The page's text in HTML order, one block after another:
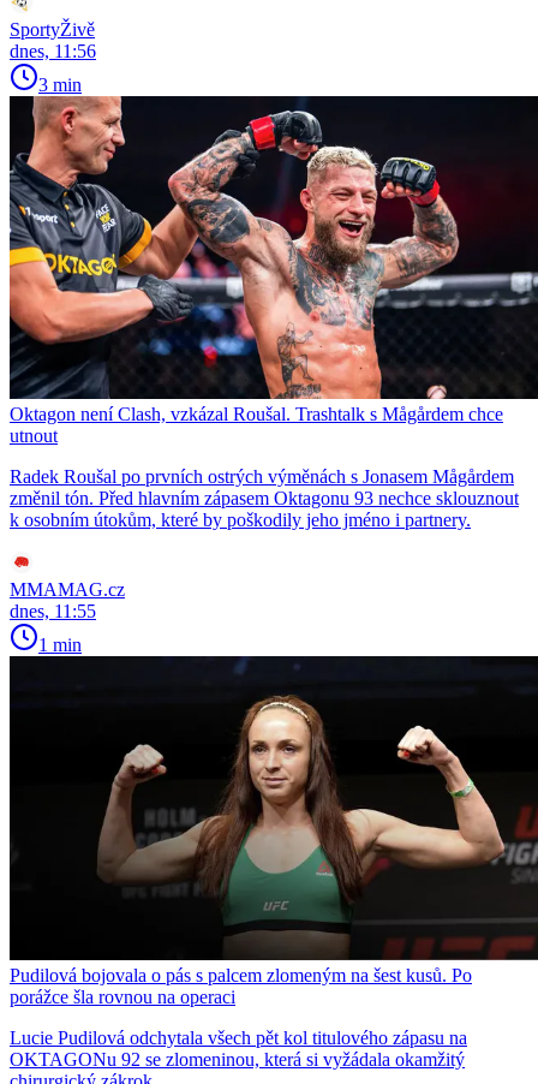
SportyŽivě
dnes, 11:56
3 min
Oktagon není Clash, vzkázal Roušal. Trashtalk s Mågårdem chce
utnout
Radek Roušal po prvních ostrých výměnách s Jonasem Mågårdem
změnil tón. Před hlavním zápasem Oktagonu 93 nechce sklouznout
k osobním útokům, které by poškodily jeho jméno i partnery.
MMAMAG.cz
dnes, 11:55
1 min
Pudilová bojovala o pás s palcem zlomeným na šest kusů. Po
porážce šla rovnou na operaci
Lucie Pudilová odchytala všech pět kol titulového zápasu na
OKTAGONu 92 se zlomeninou, která si vyžádala okamžitý